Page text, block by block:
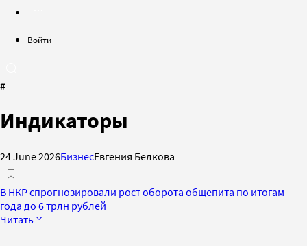
Войти
#
Индикаторы
24 June 2026БизнесЕвгения Белкова
В НКР спрогнозировали рост оборота общепита по итогам
года до 6 трлн рублей
Читать